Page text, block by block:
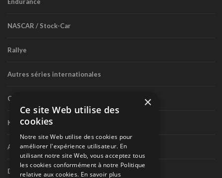
NASCAR / Stock-Car
Rallye
Autres séries internationales
Circuit routier canadien
Karting
Autres séries nationales
Divers
×
Ce site Web utilise des
cookies
Notre site Web utilise des cookies pour
améliorer l'expérience utilisateur. En
utilisant notre site Web, vous acceptez tous
les cookies conformément à notre Politique
relative aux cookies. En savoir plus